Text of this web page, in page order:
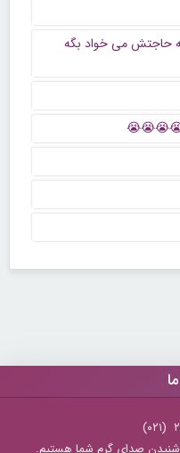
حاجتش می خواد بگه